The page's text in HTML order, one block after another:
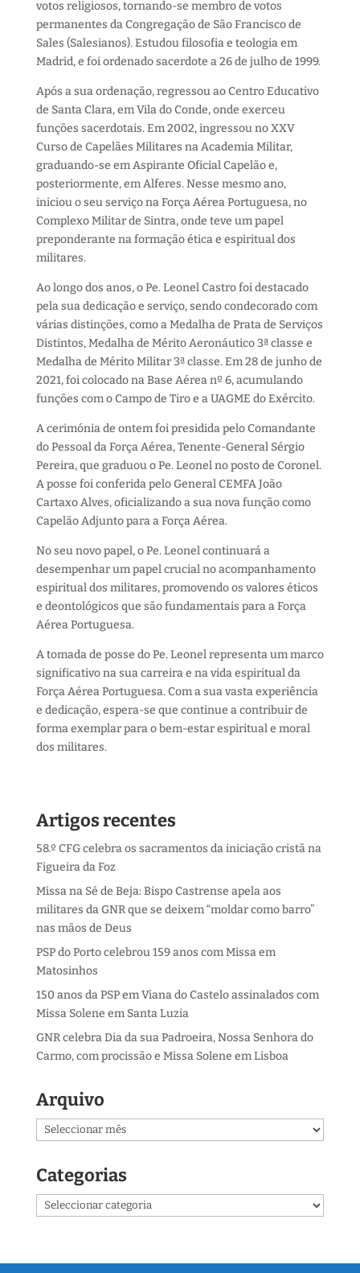
votos religiosos, tornando-se membro de votos
permanentes da Congregação de São Francisco de
Sales (Salesianos). Estudou filosofia e teologia em
Madrid, e foi ordenado sacerdote a 26 de julho de 1999.
Após a sua ordenação, regressou ao Centro Educativo
de Santa Clara, em Vila do Conde, onde exerceu
funções sacerdotais. Em 2002, ingressou no XXV
Curso de Capelães Militares na Academia Militar,
graduando-se em Aspirante Oficial Capelão e,
posteriormente, em Alferes. Nesse mesmo ano,
iniciou o seu serviço na Força Aérea Portuguesa, no
Complexo Militar de Sintra, onde teve um papel
preponderante na formação ética e espiritual dos
militares.
Ao longo dos anos, o Pe. Leonel Castro foi destacado
pela sua dedicação e serviço, sendo condecorado com
várias distinções, como a Medalha de Prata de Serviços
Distintos, Medalha de Mérito Aeronáutico 3ª classe e
Medalha de Mérito Militar 3ª classe. Em 28 de junho de
2021, foi colocado na Base Aérea nº 6, acumulando
funções com o Campo de Tiro e a UAGME do Exército.
A cerimónia de ontem foi presidida pelo Comandante
do Pessoal da Força Aérea, Tenente-General Sérgio
Pereira, que graduou o Pe. Leonel no posto de Coronel.
A posse foi conferida pelo General CEMFA João
Cartaxo Alves, oficializando a sua nova função como
Capelão Adjunto para a Força Aérea.
No seu novo papel, o Pe. Leonel continuará a
desempenhar um papel crucial no acompanhamento
espiritual dos militares, promovendo os valores éticos
e deontológicos que são fundamentais para a Força
Aérea Portuguesa.
A tomada de posse do Pe. Leonel representa um marco
significativo na sua carreira e na vida espiritual da
Força Aérea Portuguesa. Com a sua vasta experiência
e dedicação, espera-se que continue a contribuir de
forma exemplar para o bem-estar espiritual e moral
dos militares.
Artigos recentes
58.º CFG celebra os sacramentos da iniciação cristã na
Figueira da Foz
Missa na Sé de Beja: Bispo Castrense apela aos
militares da GNR que se deixem “moldar como barro”
nas mãos de Deus
PSP do Porto celebrou 159 anos com Missa em
Matosinhos
150 anos da PSP em Viana do Castelo assinalados com
Missa Solene em Santa Luzia
GNR celebra Dia da sua Padroeira, Nossa Senhora do
Carmo, com procissão e Missa Solene em Lisboa
Arquivo
Arquivo
Categorias
Categorias